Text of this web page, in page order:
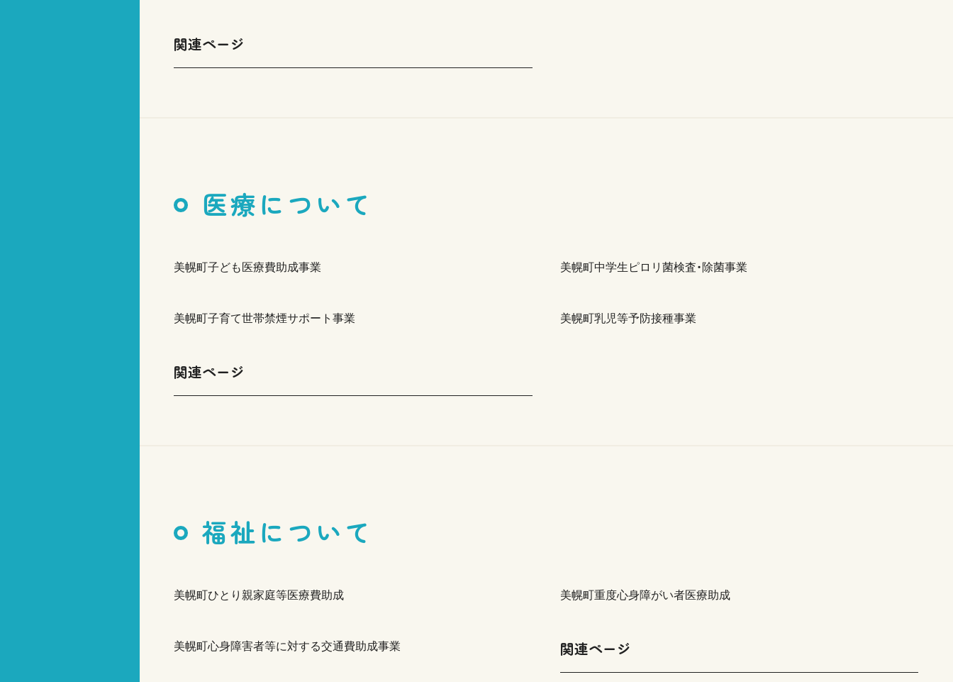
関連ページ
医療について
美幌町子ども医療費助成事業 美幌町中学生ピロリ菌検査・除菌事業
美幌町子育て世帯禁煙サポート事業 美幌町乳児等予防接種事業
関連ページ
福祉について
美幌町ひとり親家庭等医療費助成 美幌町重度心身障がい者医療助成
美幌町心身障害者等に対する交通費助成事業 関連ページ